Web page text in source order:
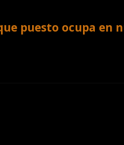
puesto ocupa